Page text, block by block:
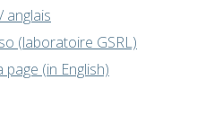
anglais
(laboratoire GSRL)
page (in English)